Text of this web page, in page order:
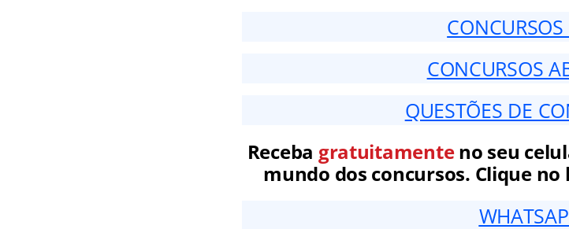
CONCURSOS
QUESTÕES DE
Receba gratuitamenteno seu
mundo dos concursos. Clique